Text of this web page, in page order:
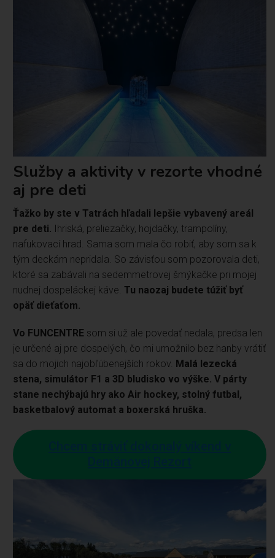
Služby a aktivity v rezorte vhodné
aj pre deti
Ťažko by ste v Tatrách hľadali lepšie vybavený areál
pre deti. Ihriská, preliezačky, hojdačky, trampolíny,
nafukovací hrad. Sama som mala čo robiť, aby som sa k
tým deckám nepridala. So závisťou som pozorovala deti,
ktoré sa zabávali na sedemmetrovej šmýkačke pri mojej
nudnej dospeláckej káve. Tu naozaj budete túžiť byť
opäť dieťaťom.
Vo FUNCENTRE som si už ale povedať nedala, predsa len
je určené aj pre dospelých, čo mi umožnilo bez hanby vrátiť
sa do mojich najobľúbenejších rokov. Malá lezecká
stena, simulátor F1 a 3D bludisko vo výške. V párty
stane nechýbajú hry ako Air hockey, stolný futbal,
basketbalový automat a boxerská hruška.